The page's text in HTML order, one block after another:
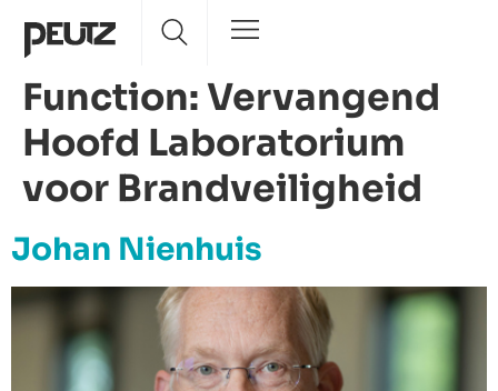
Function:Vervangend
Hoofd Laboratorium
voor Brandveiligheid
Johan Nienhuis